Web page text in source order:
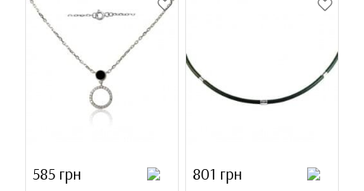
585 грн 801 грн